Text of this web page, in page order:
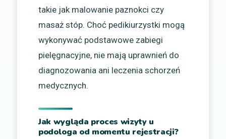
takie jak malowanie paznokci czy
masaż stóp. Choć pedikiurzystki mogą
wykonywać podstawowe zabiegi
pielęgnacyjne, nie mają uprawnień do
diagnozowania ani leczenia schorzeń
medycznych.
Jak wygląda proces wizyty u
podologa od momentu rejestracji?